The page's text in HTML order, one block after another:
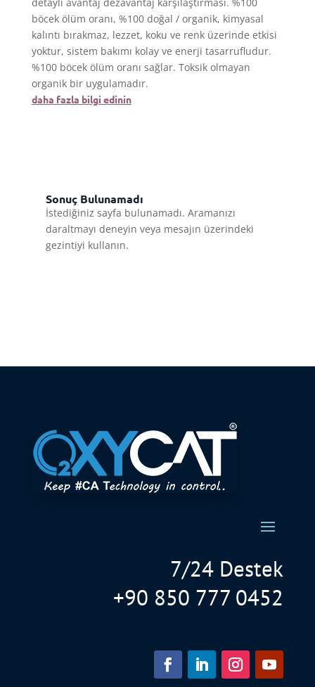
detaylı avantaj dezavantaj karşılaştırması. %100
böcek ölüm oranı, %100 doğal / organik, kimyasal
kalıntı bırakmaz, lezzet, koku ve renk üzerinde etkisi
yoktur, sistem bakımı kolay ve enerji tasarrufludur.
%100 böcek ölüm oranı sağlar. Toksik olmayan
organik bir uygulamadır.
daha fazla bilgi edinin
Sonuç Bulunamadı
İstediğiniz sayfa bulunamadı. Aramanızı
daraltmayı deneyin veya mesajın üzerindeki
gezintiyi kullanın.
7/24 Destek
+90 850 777 0452